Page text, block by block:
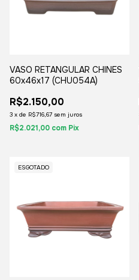
VASO RETANGULAR CHINES
60x46x17 (CHU054A)
R$2.150,00
3 x de R$716,67 sem juros
R$2.021,00 com Pix
ESGOTADO